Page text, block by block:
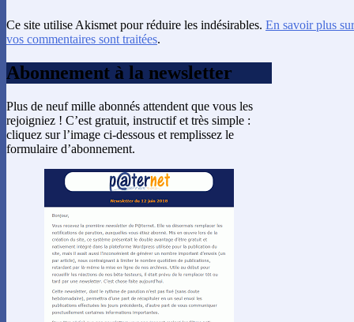
Ce site utilise Akismet pour réduire les indésirables. En savoir plus
vos commentaires sont traitées.
Abonnement à la newsletter
Plus de neuf mille abonnés attendent que vous les
rejoigniez ! C’est gratuit, instructif et très simple :
cliquez sur l’image ci-dessous et remplissez le
formulaire d’abonnement.